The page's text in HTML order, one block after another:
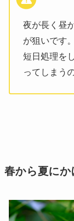
夜が長く昼
が狙いです。
短日処理を
ってしまう
春から夏に